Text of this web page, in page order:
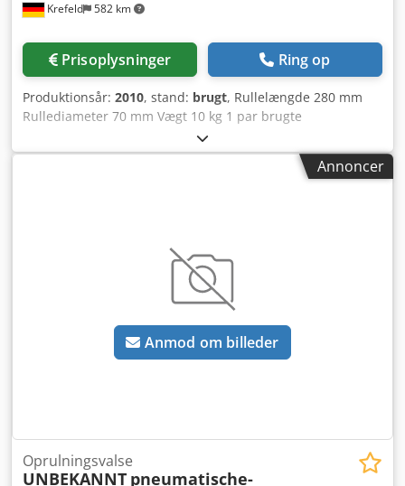
Krefeld 582 km
Prisoplysninger Ring op
Produktionsår: 2010, stand: brugt, Rullelængde 280 mm
Rullediameter 70 mm Vægt 10 kg 1 par brugte
varebaneførere, Type KF 2020 pneum. Csdpfx Asw Tdu
Djdqorf Udførelse venstre + højre, Prisen er for 1 par.
Annoncer
Anmod om billeder
Oprulningsvalse
UNBEKANNT pneumatische-